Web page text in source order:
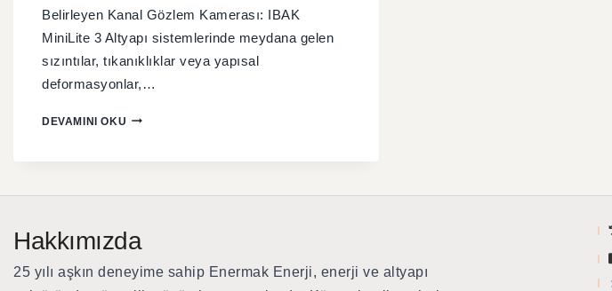
Belirleyen Kanal Gözlem Kamerası: IBAK
MiniLite 3 Altyapı sistemlerinde meydana gelen
sızıntılar, tıkanıklıklar veya yapısal
deformasyonlar,…
DEVAMINI OKU
Hakkımızda
25 yılı aşkın deneyime sahip Enermak Enerji, enerji ve altyapı